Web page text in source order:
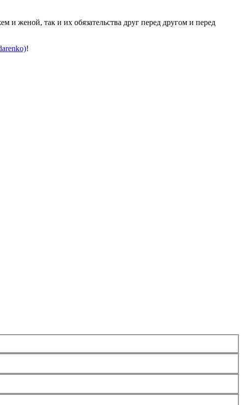
женой, так и их обязательства друг перед другом и перед
!